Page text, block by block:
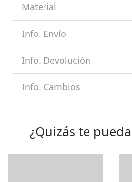
Material
Info. Envío
Info. Devolución
Info. Cambios
¿Quizás te